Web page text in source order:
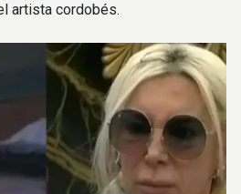
artista cordobés.